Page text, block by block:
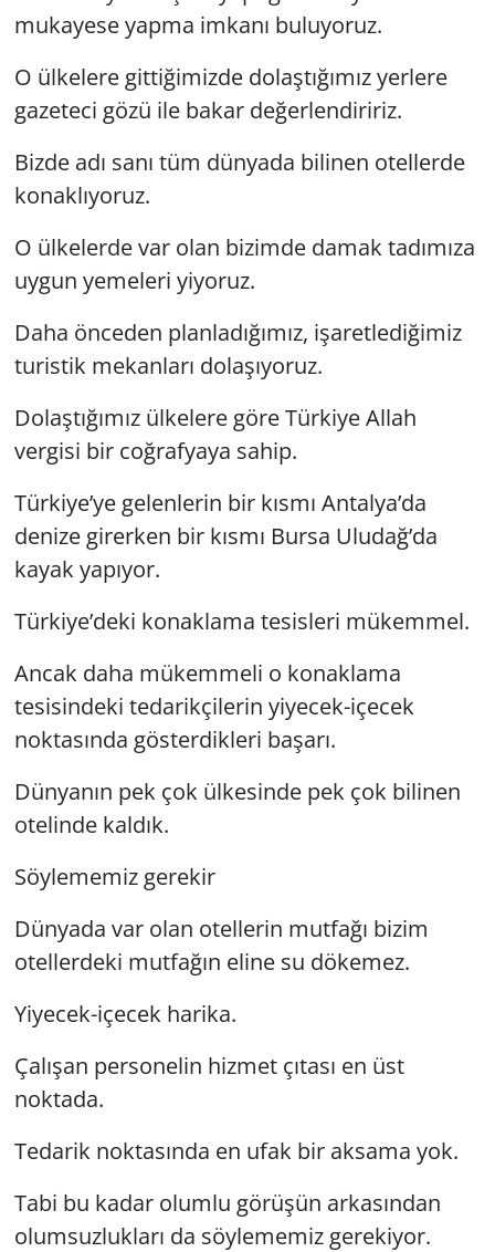
mukayese yapma imkanı buluyoruz.
O ülkelere gittiğimizde dolaştığımız yerlere
gazeteci gözü ile bakar değerlendiririz.
Bizde adı sanı tüm dünyada bilinen otellerde
konaklıyoruz.
O ülkelerde var olan bizimde damak tadımıza
uygun yemeleri yiyoruz.
Daha önceden planladığımız, işaretlediğimiz
turistik mekanları dolaşıyoruz.
Dolaştığımız ülkelere göre Türkiye Allah
vergisi bir coğrafyaya sahip.
Türkiye’ye gelenlerin bir kısmı Antalya’da
denize girerken bir kısmı Bursa Uludağ’da
kayak yapıyor.
Türkiye’deki konaklama tesisleri mükemmel.
Ancak daha mükemmeli o konaklama
tesisindeki tedarikçilerin yiyecek-içecek
noktasında gösterdikleri başarı.
Dünyanın pek çok ülkesinde pek çok bilinen
otelinde kaldık.
Söylememiz gerekir
Dünyada var olan otellerin mutfağı bizim
otellerdeki mutfağın eline su dökemez.
Yiyecek-içecek harika.
Çalışan personelin hizmet çıtası en üst
noktada.
Tedarik noktasında en ufak bir aksama yok.
Tabi bu kadar olumlu görüşün arkasından
olumsuzlukları da söylememiz gerekiyor.